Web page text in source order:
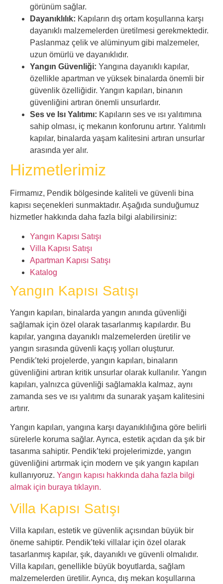
görünüm sağlar.
Dayanıklılık: Kapıların dış ortam koşullarına karşı
dayanıklı malzemelerden üretilmesi gerekmektedir.
Paslanmaz çelik ve alüminyum gibi malzemeler,
uzun ömürlü ve dayanıklıdır.
Yangın Güvenliği: Yangına dayanıklı kapılar,
özellikle apartman ve yüksek binalarda önemli bir
güvenlik özelliğidir. Yangın kapıları, binanın
güvenliğini artıran önemli unsurlardır.
Ses ve Isı Yalıtımı: Kapıların ses ve ısı yalıtımına
sahip olması, iç mekanın konforunu artırır. Yalıtımlı
kapılar, binalarda yaşam kalitesini artıran unsurlar
arasında yer alır.
Hizmetlerimiz
Firmamız, Pendik bölgesinde kaliteli ve güvenli bina
kapısı seçenekleri sunmaktadır. Aşağıda sunduğumuz
hizmetler hakkında daha fazla bilgi alabilirsiniz:
Yangın Kapısı Satışı
Villa Kapısı Satışı
Apartman Kapısı Satışı
Katalog
Yangın Kapısı Satışı
Yangın kapıları, binalarda yangın anında güvenliği
sağlamak için özel olarak tasarlanmış kapılardır. Bu
kapılar, yangına dayanıklı malzemelerden üretilir ve
yangın sırasında güvenli kaçış yolları oluşturur.
Pendik’teki projelerde, yangın kapıları, binaların
güvenliğini artıran kritik unsurlar olarak kullanılır. Yangın
kapıları, yalnızca güvenliği sağlamakla kalmaz, aynı
zamanda ses ve ısı yalıtımı da sunarak yaşam kalitesini
artırır.
Yangın kapıları, yangına karşı dayanıklılığına göre belirli
sürelerle koruma sağlar. Ayrıca, estetik açıdan da şık bir
tasarıma sahiptir. Pendik’teki projelerimizde, yangın
güvenliğini artırmak için modern ve şık yangın kapıları
kullanıyoruz. Yangın kapısı hakkında daha fazla bilgi
almak için buraya tıklayın.
Villa Kapısı Satışı
Villa kapıları, estetik ve güvenlik açısından büyük bir
öneme sahiptir. Pendik’teki villalar için özel olarak
tasarlanmış kapılar, şık, dayanıklı ve güvenli olmalıdır.
Villa kapıları, genellikle büyük boyutlarda, sağlam
malzemelerden üretilir. Ayrıca, dış mekan koşullarına